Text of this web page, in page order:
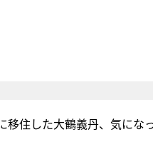
移住した大鶴義丹、気にな